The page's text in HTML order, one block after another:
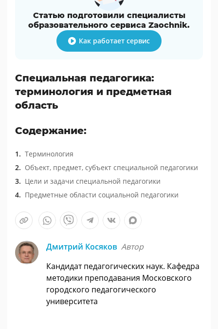
Статью подготовили специалисты
образовательного сервиса Zaochnik.
Как работает сервис
Специальная педагогика:
терминология и предметная
область
Содержание:
Терминология
Объект, предмет, субъект специальной педагогики
Цели и задачи специальной педагогики
Предметные области социальной педагогики
Дмитрий Косяков Автор
Кандидат педагогических наук. Кафедра
методики преподавания Московского
городского педагогического
университета